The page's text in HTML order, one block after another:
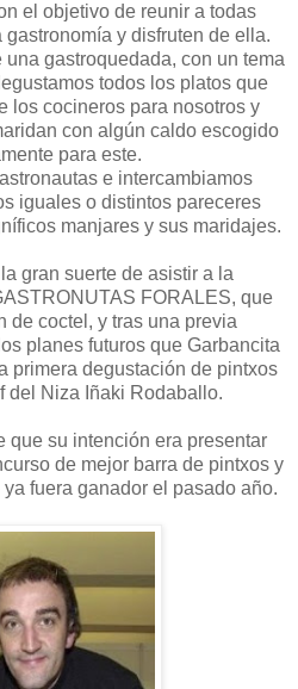
el objetivo de reunir a todas
y disfruten de ella.
gastroquedada, con un tema
todos los platos que
los cocineros para nosotros y
con algún caldo escogido
para este.
e intercambiamos
iguales o distintos pareceres
manjares y sus maridajes.
gran suerte de asistir a la
FORALES, que
de coctel, y tras una previa
planes futuros que Garbancita
primera degustación de pintxos
del Niza Iñaki Rodaballo.
que su intención era presentar
de mejor barra de pintxos y
fuera ganador el pasado año.